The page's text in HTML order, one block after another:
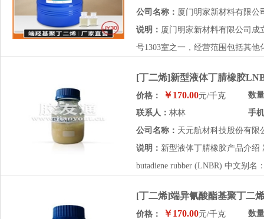
公司名称： 厦门明家新材料有限公
说明： 厦门明家新材料有限公司成
号1303室之一，经营范围包括其
[丁二烯]新型液体丁腈橡胶
价格： ￥170.00元/千克
数
联系人： 林林
手
公司名称： 天元航材科技股份有限
说明： 新型液体丁腈橡胶产品介
butadiene rubber (LNBR) 中文别名
[丁二烯]端异氰酸酯基聚丁二
价格： ￥170.00元/千克
数